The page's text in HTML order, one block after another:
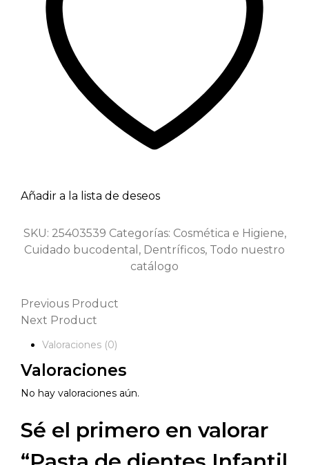
Añadir a la lista de deseos
SKU: 25403539 Categorías: Cosmética e Higiene,
Cuidado bucodental , Dentríficos, Todo nuestro
catálogo
Previous Product
Next Product
Valoraciones (0)
Valoraciones
No hay valoraciones aún.
Sé el primero en valorar